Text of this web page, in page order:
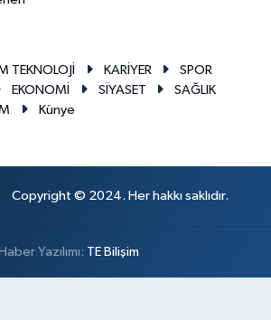
TEKNOLOJİ KARİYER
SPOR
EKONOMİ SİYASET
SAĞLIK
Künye
Copyright © 2024. Her hakkı saklıdır.
Haber Yazılımı: TE Bilişim